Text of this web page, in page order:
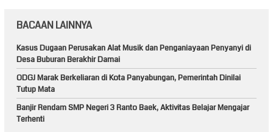
BACAAN LAINNYA
Kasus Dugaan Perusakan Alat Musik dan Penganiayaan Penyanyi di
Desa Buburan Berakhir Damai
ODGJ Marak Berkeliaran di Kota Panyabungan, Pemerintah Dinilai
Tutup Mata
Banjir Rendam SMP Negeri 3 Ranto Baek, Aktivitas Belajar Mengajar
Terhenti